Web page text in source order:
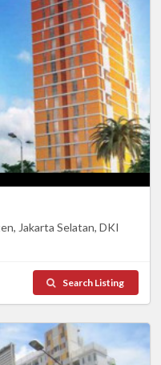
Jakarta Selatan, DKI
Search Listing